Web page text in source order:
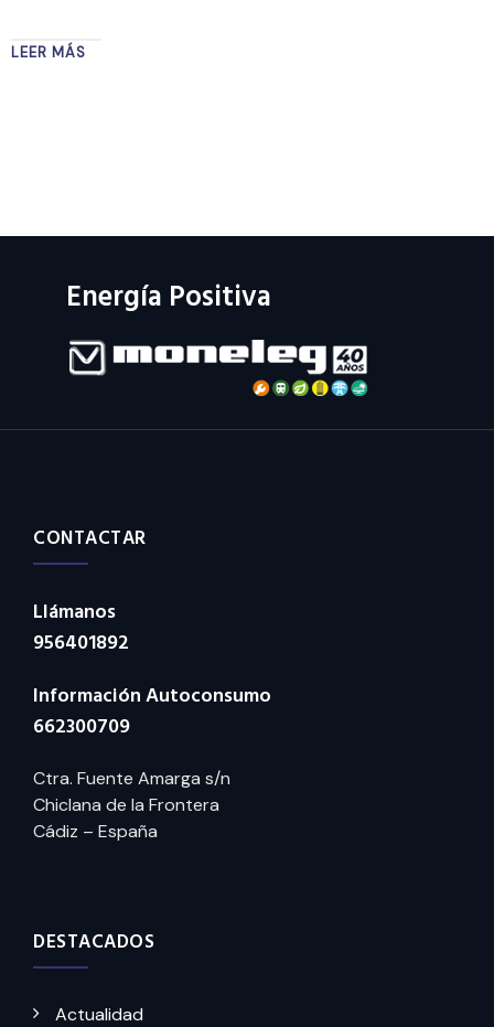
Energía Positiva
CONTACTAR
Llámanos
956401892
Información Autoconsumo
662300709
Ctra. Fuente Amarga s/n
Chiclana de la Frontera
Cádiz – España
DESTACADOS
Actualidad